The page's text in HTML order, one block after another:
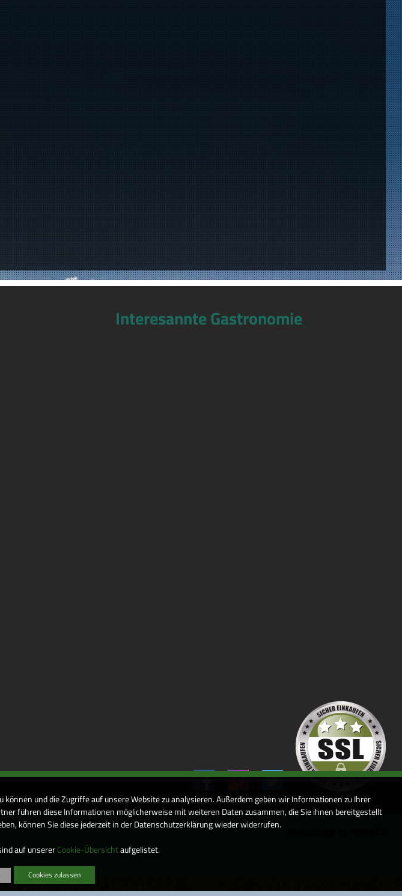
Interesannte Gastronomie
und die Zugriffe auf unsere Website zu analysieren. Außerdem geben wir Informationen zu Ihrer
führen diese Informationen möglicherweise mit weiteren Daten zusammen, die Sie ihnen bereitgestellt
können Sie diese jederzeit in der Datenschutzerklärung wieder widerrufen.
auf unsererCookie-Übersichtaufgelistet.
Cookies zulassen